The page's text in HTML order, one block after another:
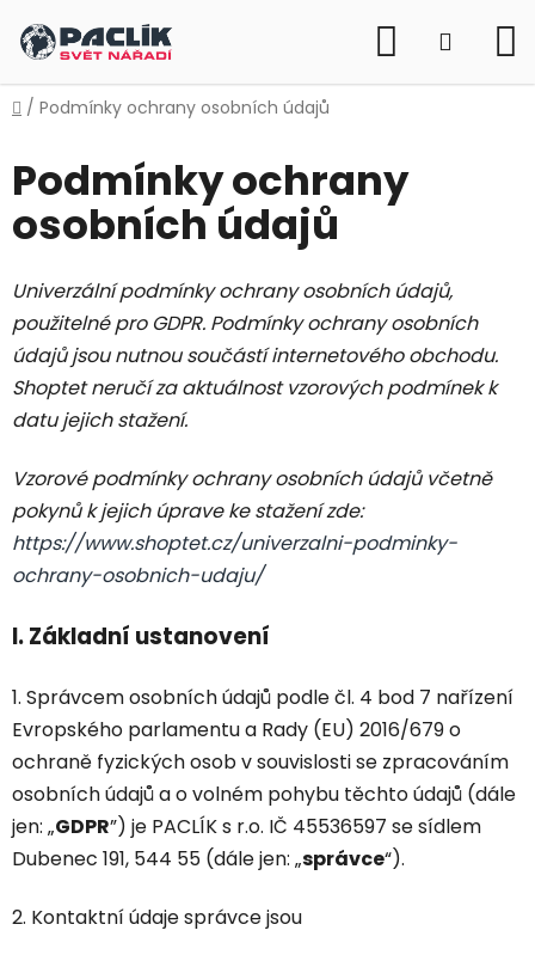
na
obsah
Hledat
Domů
/ Podmínky ochrany osobních údajů
Podmínky ochrany
osobních údajů
Univerzální podmínky ochrany osobních údajů,
použitelné pro GDPR. Podmínky ochrany osobních
údajů jsou nutnou součástí internetového obchodu.
Shoptet neručí za aktuálnost vzorových podmínek k
datu jejich stažení.
Vzorové podmínky ochrany osobních údajů včetně
pokynů k jejich úprave ke stažení zde:
https://www.shoptet.cz/univerzalni-podminky-
ochrany-osobnich-udaju/
I.Základní ustanovení
1. Správcem osobních údajů podle čl. 4 bod 7 nařízení
Evropského parlamentu a Rady (EU) 2016/679 o
ochraně fyzických osob v souvislosti se zpracováním
osobních údajů a o volném pohybu těchto údajů (dále
jen: „GDPR”) je PACLÍK s r.o. IČ 45536597 se sídlem
Dubenec 191, 544 55 (dále jen: „správce“).
2. Kontaktní údaje správce jsou